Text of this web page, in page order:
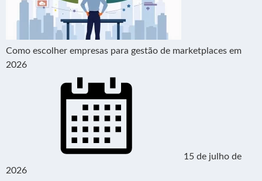
Como escolher empresas para gestão de marketplaces em
2026
15 de julho de
2026